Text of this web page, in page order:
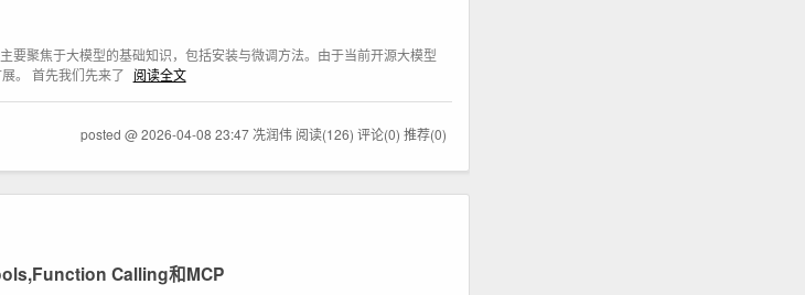
要聚焦于大模型的基础知识，包括安装与微调方法。由于当前开源大模型
。 首先我们先来了 阅读全文
posted @ 2026-04-08 23:47 冼润伟 阅读(126) 评论(0) 推荐(0)
Calling和MCP